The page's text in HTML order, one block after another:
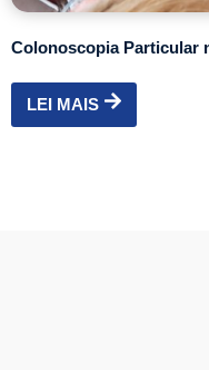
Colonoscopia Particular
LEI MAIS